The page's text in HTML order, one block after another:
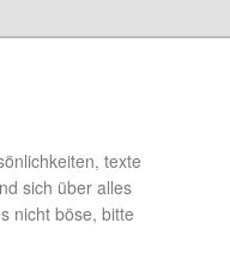
texte
sich über alles
nicht böse, bitte